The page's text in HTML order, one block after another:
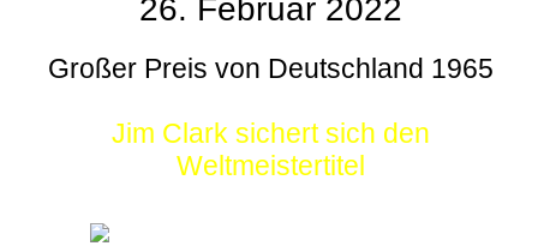
26. Februar 2022
Großer Preis von Deutschland 1965
Jim Clark sichert sich den
Weltmeistertitel